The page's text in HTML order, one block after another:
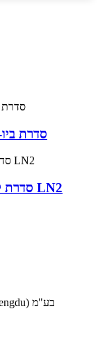
סדרת
סדרת לחץ עצמי לאחסון ואספקה ​​של LN2
חברת Haier Biomedical Technology (Chengdu) בע"מ